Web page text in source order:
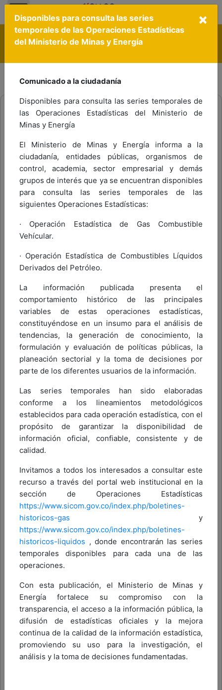
Nota:
este
sitio
web
un
sistema
accesibilidad.
El Estado no tiene porqué ser aburrido ¡conoce a gov.co!
Política de Tratamiento de Datos Personales Contáctenos
Está aquí: Inicio
Disponibles para consulta las series
temporales de las Operaciones Estadísticas
del Ministerio de Minas y Energía
×
Comunicado a la ciudadanía
Disponibles para consulta las series temporales de
las Operaciones Estadísticas del Ministerio de
Minas y Energía
El Ministerio de Minas y Energía informa a la
ciudadanía, entidades públicas, organismos de
control, academia, sector empresarial y demás
grupos de interés que ya se encuentran disponibles
para consulta las series temporales de las
siguientes Operaciones Estadísticas:
· Operación Estadística de Gas Combustible
Vehícular.
· Operación Estadística de Combustibles Líquidos
Derivados del Petróleo.
La información publicada presenta el
comportamiento histórico de las principales
variables de estas operaciones estadísticas,
constituyéndose en un insumo para el análisis de
tendencias, la generación de conocimiento, la
formulación y evaluación de políticas públicas, la
planeación sectorial y la toma de decisiones por
parte de los diferentes usuarios de la información.
Las series temporales han sido elaboradas
conforme a los lineamientos metodológicos
establecidos para cada operación estadística, con el
propósito de garantizar la disponibilidad de
información oficial, confiable, consistente y de
calidad.
Invitamos a todos los interesados a consultar este
recurso a través del portal web institucional en la
sección de Operaciones Estadísticas
https://www.sicom.gov.co/index.php/boletines-
historicos-gas y
https://www.sicom.gov.co/index.php/boletines-
historicos-liquidos , donde encontrarán las series
temporales disponibles para cada una de las
operaciones.
Con esta publicación, el Ministerio de Minas y
Energía fortalece su compromiso con la
transparencia, el acceso a la información pública, la
difusión de estadísticas oficiales y la mejora
continua de la calidad de la información estadística,
promoviendo su uso para la investigación, el
análisis y la toma de decisiones fundamentadas.